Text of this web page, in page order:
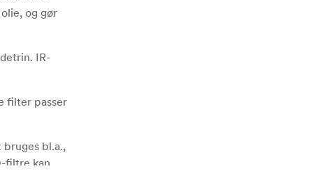
og gør
IR-
filter passer
bl.a.,
filtre kan